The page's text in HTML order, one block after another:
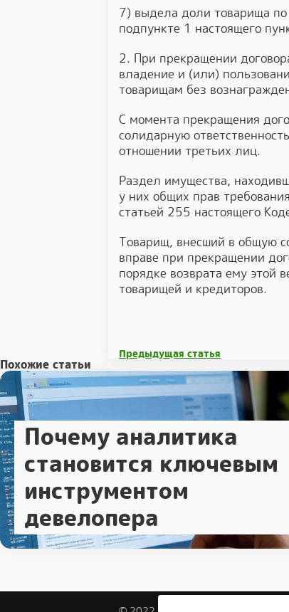
7) выдела доли товарища
подпункте 1 настоящего
2. При прекращении
владение и (или)
товарищам без
С момента прекращения
солидарную
отношении третьих лиц.
Раздел имущества,
у них общих прав
статьей 255 настоящего
Товарищ, внесший в общую
вправе при прекращении
порядке возврата ему этой
товарищей и кредиторов.
Предыдущая статья
Похожие статьи
Почему аналитика
становится ключевым
инструментом
девелопера